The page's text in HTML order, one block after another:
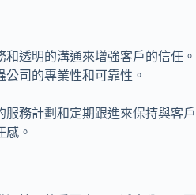
透明的溝通來增強客戶的信任。
司的專業性和可靠性。
務計劃和定期跟進來保持與客戶
感。